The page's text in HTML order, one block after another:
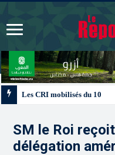
SM le Roi
délégation